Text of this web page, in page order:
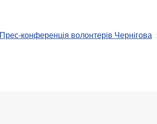
Прес-конференція волонтерів Чернігова